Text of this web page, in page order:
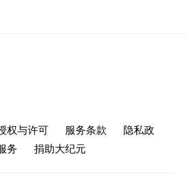
权与许可 服务条款
隐私政
务 捐助大纪元